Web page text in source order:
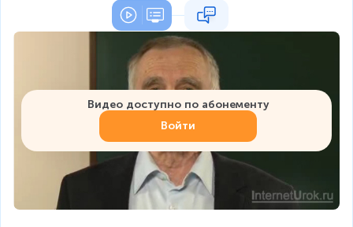
Видео доступно по абонементу
Войти